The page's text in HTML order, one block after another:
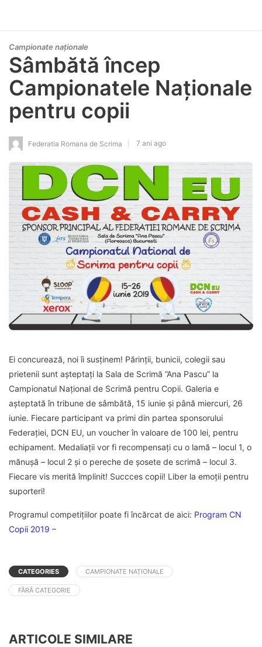
Campionate naționale
Sâmbătă încep
Campionatele Naționale
pentru copii
Federatia Romana de Scrima 7 ani ago
Ei concurează, noi îi susținem! Părinții, bunicii, colegii sau
prietenii sunt așteptați la Sala de Scrimă ”Ana Pascu” la
Campionatul Național de Scrimă pentru Copii. Galeria e
așteptată în tribune de sâmbătă, 15 iunie și până miercuri, 26
iunie. Fiecare participant va primi din partea sponsorului
Federației, DCN EU, un voucher în valoare de 100 lei, pentru
echipament. Medaliații vor fi recompensați cu o lamă – locul 1, o
mănușă – locul 2 și o pereche de șosete de scrimă – locul 3.
Fiecare vis merită împlinit! Succces copii! Liber la emoții pentru
suporteri!
Programul competițiilor poate fi încărcat de aici: Program CN
Copii 2019 –
CATEGORIES CAMPIONATE NAȚIONALE
FĂRĂ CATEGORIE
ARTICOLE SIMILARE